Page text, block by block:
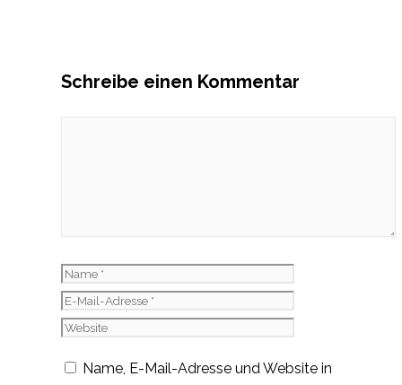
Schreibe einen Kommentar
Name
Name, E-Mail-Adresse und Website in